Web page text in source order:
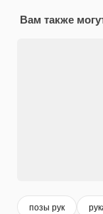
Вам также
позы рук